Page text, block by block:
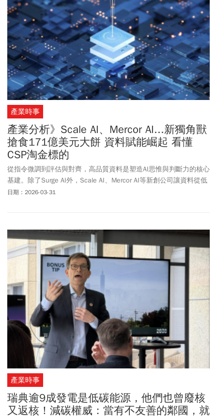
產業時事
產業分析》Scale AI、Mercor AI...新獨角獸
搶食171億美元大餅 資料賦能崛起 看懂
CSP淘金標的
從指令微調到評估與對齊，高品質資料是塑造AI思惟與判斷力的核心
基建。除了Surge AI外，Scale AI、Mercor AI等新創公司讓資料從低
調幕後角色，躍升為決定勝負的關鍵資產。
日期：2026-03-31
產業時事
瑞典逾9成發電是低碳能源，他們也曾廢核
又返核！減碳權威：當有不友善的鄰國，就